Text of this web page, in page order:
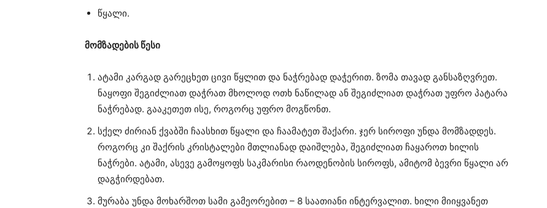
წყალი.
მომზადების წესი
ატამი კარგად გარეცხეთ ცივი წყლით და ნაჭრებად დაჭერით. ზომა თავად განსაზღვრეთ.
ნაყოფი შეგიძლიათ დაჭრათ მხოლოდ ოთხ ნაწილად ან შეგიძლიათ დაჭრათ უფრო პატარა
ნაჭრებად. გააკეთეთ ისე, როგორც უფრო მოგწონთ.
სქელ ძირიან ქვაბში ჩაასხით წყალი და ჩაამატეთ შაქარი. ჯერ სიროფი უნდა მომზადდეს.
როგორც კი შაქრის კრისტალები მთლიანად დაიშლება, შეგიძლიათ ჩაყაროთ ხილის
ნაჭრები. ატამი, ასევე გამოყოფს საკმარისი რაოდენობის სიროფს, ამიტომ ბევრი წყალი არ
დაგჭირდებათ.
მურაბა უნდა მოხარშოთ სამი გამეორებით – 8 საათიანი ინტერვალით. ხილი მიიყვანეთ